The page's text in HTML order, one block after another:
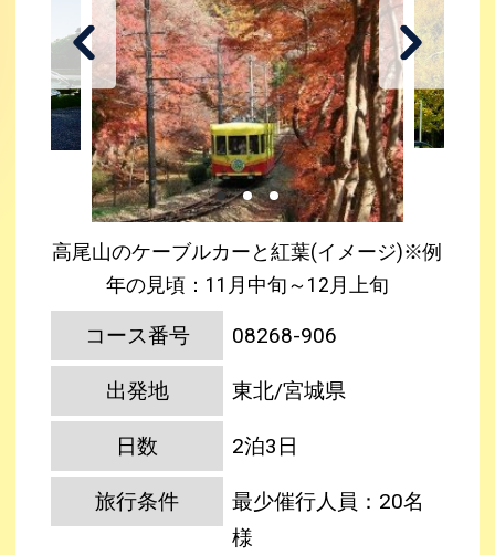
高尾山のケーブルカーと紅葉(イメージ)※例
年の見頃：11月中旬～12月上旬
コース番号 08268-906
出発地 東北/宮城県
日数 2泊3日
旅行条件
最少催行人員：20名
様